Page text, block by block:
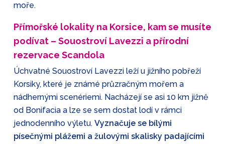
moře.
Přímořské lokality na Korsice, kam se musíte
podívat – Souostroví Lavezzi a přírodní
rezervace Scandola
Úchvatné Souostroví Lavezzi leží u jižního pobřeží
Korsiky, které je známé průzračným mořem a
nádhernými scenériemi. Nacházejí se asi 10 km jižně
od Bonifacia a lze se sem dostat lodí v rámci
jednodenního výletu. Vyznačuje se bílými
písečnými plážemi a žulovými skalisky padajícími